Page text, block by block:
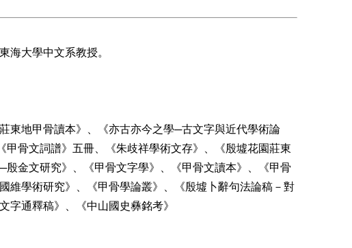
海大學中文系教授。
東地甲骨讀本》、《亦古亦今之學─古文字與近代學術論
骨文詞譜》五冊、《朱歧祥學術文存》、《殷墟花園莊東
金文研究》、《甲骨文字學》、《甲骨文讀本》、《甲骨
學術研究》、《甲骨學論叢》、《殷墟卜辭句法論稿－對
字通釋稿》、《中山國史彝銘考》